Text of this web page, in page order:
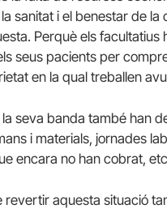
sanitat i el benestar de
Perquè els
seus pacients per
en la qual treballen
seva banda també han
i materials, jornades
encara no han cobrat,
revertir aquesta situació